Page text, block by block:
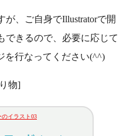
、ご自身でIllustratorで開
できるので、必要に応じて
を行なってください(^^)
物]
イラスト03